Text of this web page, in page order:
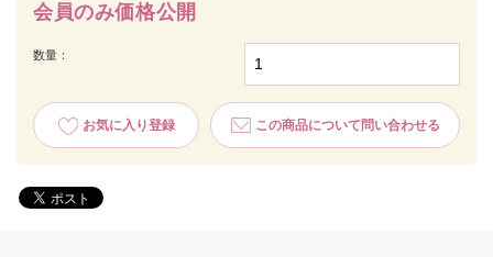
会員のみ価格公開
数量：
お気に入り登録 この商品について問い合わせる